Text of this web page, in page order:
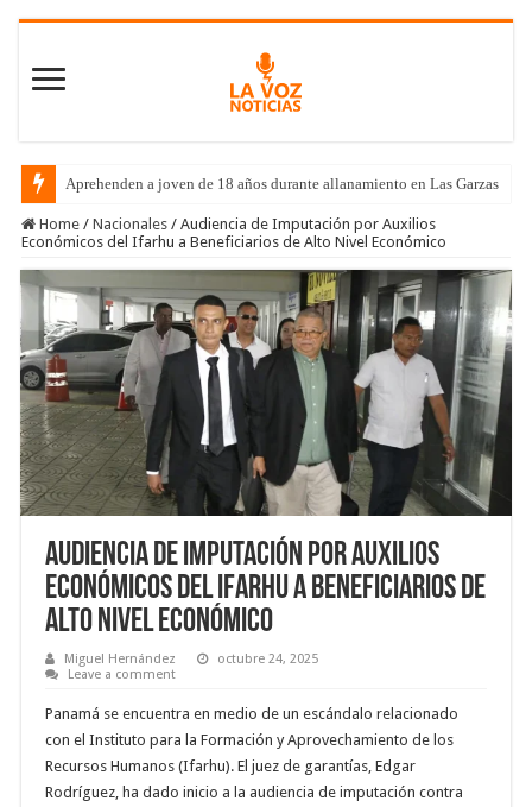
Aprehenden a joven de 18 años durante allanamiento en Las Garzas
Home / Nacionales / Audiencia de Imputación por Auxilios
Económicos del Ifarhu a Beneficiarios de Alto Nivel Económico
Audiencia de Imputación por Auxilios
Económicos del Ifarhu a Beneficiarios de
Alto Nivel Económico
Miguel Hernández
octubre 24, 2025
Leave a comment
Panamá se encuentra en medio de un escándalo relacionado
con el Instituto para la Formación y Aprovechamiento de los
Recursos Humanos (Ifarhu). El juez de garantías, Edgar
Rodríguez, ha dado inicio a la audiencia de imputación contra